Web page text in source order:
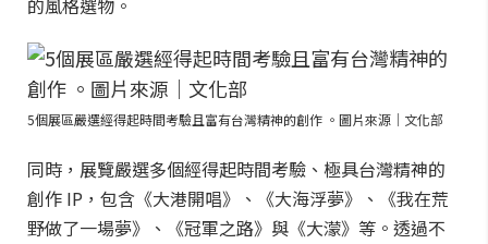
的風格選物。
5個展區嚴選經得起時間考驗且富有台灣精神的創作 。圖片來源｜文化部
同時，展覽嚴選多個經得起時間考驗、極具台灣精神的
創作 IP，包含《大港開唱》、《大海浮夢》、《我在荒
野做了一場夢》、《冠軍之路》與《大濛》等。透過不